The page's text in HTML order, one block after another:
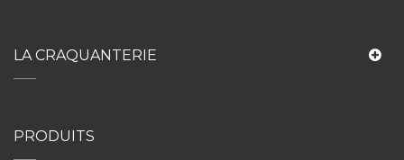
LA CRAQUANTERIE
PRODUITS